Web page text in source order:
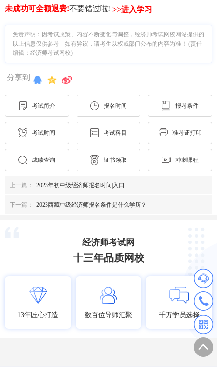
未成功可全额退费!不要错过啦! >>进入学习
免责声明：因考试政策、内容不断变化与调整，经济师考试网校网站提供的
以上信息仅供参考，如有异议，请考生以权威部门公布的内容为准！ (责任
编辑：经济师考试网校)
分享到
考试简介 报名时间 报考条件
考试时间 考试科目 准考证打印
成绩查询 证书领取 冲刺课程
上一篇： 2023年初中级经济师报名时间|入口
下一篇： 2023西藏中级经济师报名条件是什么学历？
经济师考试网
十三年品质网校
13年匠心打造 数百位导师汇聚 千万学员选择